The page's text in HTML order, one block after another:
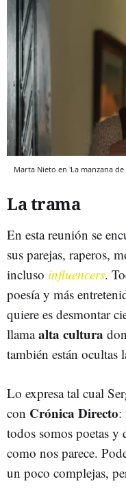
Marta Nieto en 'La manzana
La trama
En esta reunión se
sus parejas, raperos,
incluso influencers.
poesía y más
quiere es desmontar
llamaalta cultura
también están ocultas
Lo expresa tal cual
con Crónica Directo:
todos somos poetas y
como nos parece.
un poco complejas,